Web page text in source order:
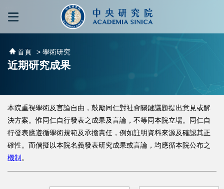
跳到主要內容區塊
首頁 > 學術研究
近期研究成果
本院重視學術及言論自由，鼓勵同仁對社會關鍵議題提出意見或解
決方案。惟同仁自行發表之成果及言論，不等同本院立場。同仁自
行發表應遵循學術規範及承擔責任，例如註明資料來源及確認其正
確性。而倘擬以本院名義發表研究成果或言論，均應循本院公布之
機制 。